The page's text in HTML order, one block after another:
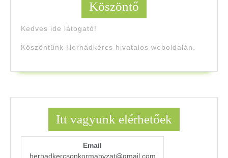
Köszöntő
Kedves ide látogató!
Köszöntünk Hernádkércs hivatalos weboldalán.
Itt vagyunk elérhetőek
Email
hernadkercsonkormanyzat@gmail.com